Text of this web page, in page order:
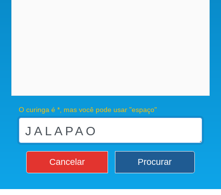
O curinga é *, mas você pode usar "espaço"
Cancelar Procurar